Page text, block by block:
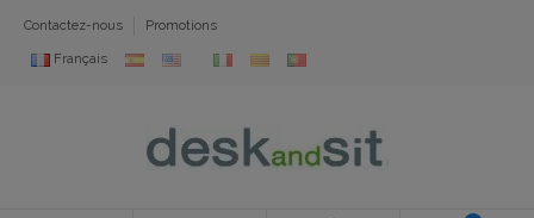
Contactez-nous Promotions
Français